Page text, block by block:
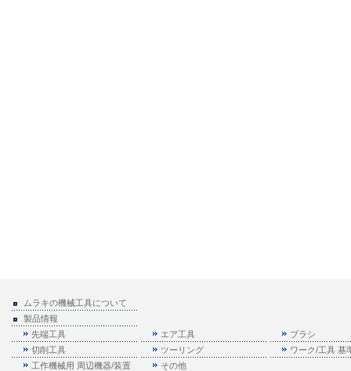
ムラキの機械工具について
製品情報
先端工具
エア工具
ブラシ
切削工具
ツーリング
ワーク/工具 基
工作機械用 周辺機器/装置
その他